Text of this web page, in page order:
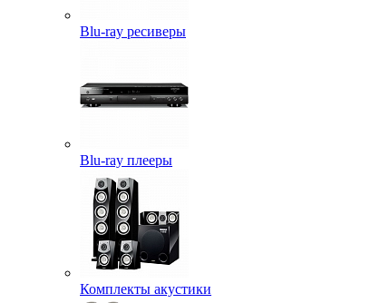
Blu-ray ресиверы
Blu-ray плееры
Комплекты акустики